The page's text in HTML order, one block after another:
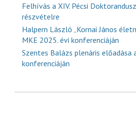
Felhívás a XIV. Pécsi
részvételre
Halpern László „Kornai János
MKE 2025. évi konferenciáján
Szentes Balázs plenáris előadása
konferenciáján